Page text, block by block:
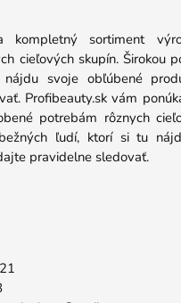
kompletný sortiment
cieľových skupín. Širokou
svoje obľúbené
Profibeauty.sk vám
potrebám rôznych
ľudí, ktorí si tu
pravidelne sledovať.